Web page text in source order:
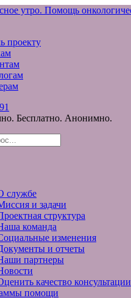
проекту
Бесплатно. Анонимно.
службе
и задачи
структура
команда
изменения
и отчеты
партнеры
качество консультации
помощи